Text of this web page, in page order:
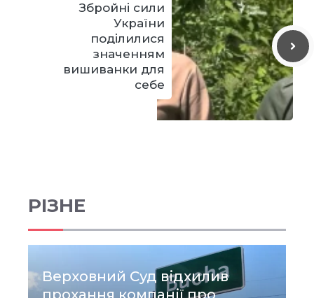
Збройні сили
України
поділилися
значенням
вишиванки для
себе
РІЗНЕ
Верховний Суд відхилив
прохання компанії про